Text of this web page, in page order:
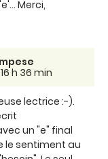
Merci,
h 36 min
lectrice :-).
un "e" final
le sentiment au